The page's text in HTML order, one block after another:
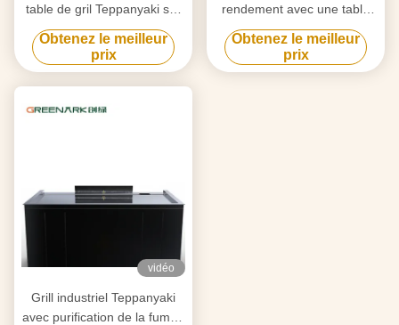
table de gril Teppanyaki sur
mesure avec design gratuit
fournisseur fiable
d'équipement de gril Hibachi
Obtenez le meilleur
prix
rendement avec une table
de 20 mm en acier allié de
qualité alimentaire et un
chauffage intelligent
Obtenez le meilleur
prix
vidéo
Grill industriel Teppanyaki
avec purification de la fumée